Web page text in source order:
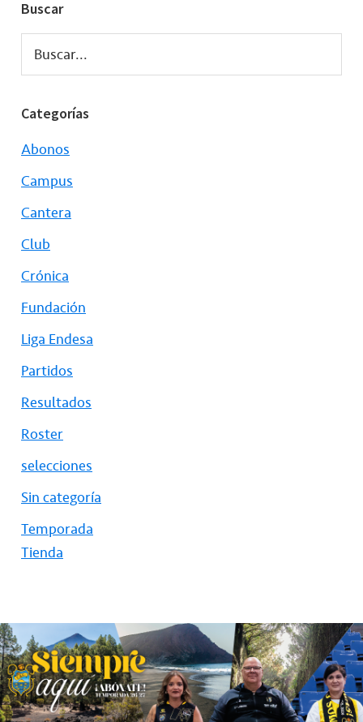
Buscar
Buscar...
Categorías
Abonos
Campus
Cantera
Club
Crónica
Fundación
Liga Endesa
Partidos
Resultados
Roster
selecciones
Sin categoría
Temporada
Tienda